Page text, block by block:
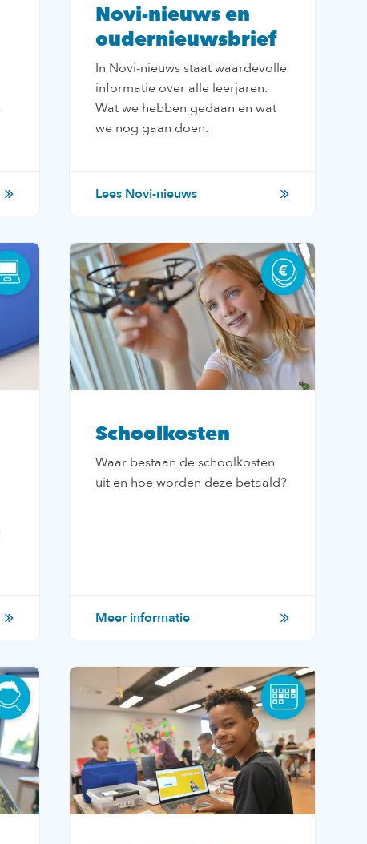
Novi-nieuws en
oudernieuwsbrief
In Novi-nieuws staat waardevolle
informatie over alle leerjaren.
Wat we hebben gedaan en wat
we nog gaan doen.
Lees Novi-nieuws
Schoolkosten
Waar bestaan de schoolkosten
uit en hoe worden deze betaald?
Meer informatie